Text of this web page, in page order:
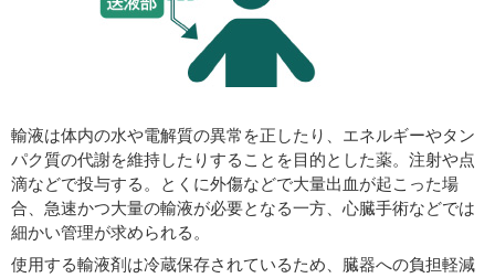
輸液は体内の水や電解質の異常を正したり、エネルギーやタン
パク質の代謝を維持したりすることを目的とした薬。注射や点
滴などで投与する。とくに外傷などで大量出血が起こった場
合、急速かつ大量の輸液が必要となる一方、心臓手術などでは
細かい管理が求められる。
使用する輸液剤は冷蔵保存されているため、臓器への負担軽減